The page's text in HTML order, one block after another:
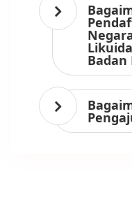
Badan